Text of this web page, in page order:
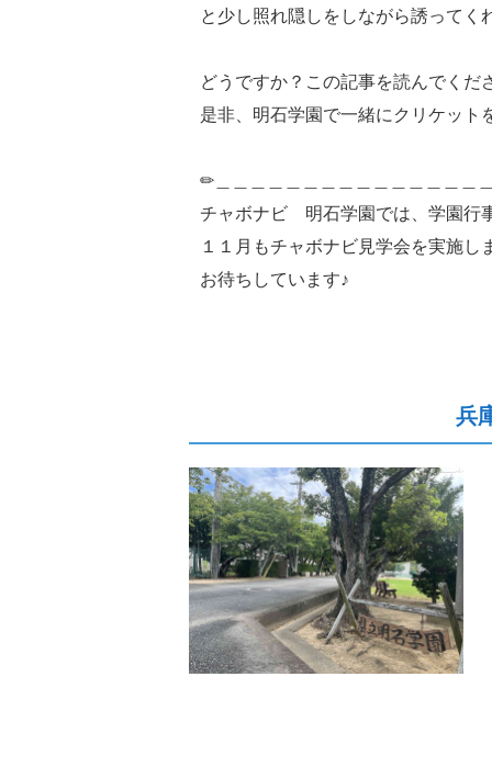
と少し照れ隠しをしながら誘ってく
どうですか？この記事を読んでくだ
是非、明石学園で一緒にクリケット
✏＿＿＿＿＿＿＿＿＿＿＿＿＿＿＿
チャボナビ 明石学園では、学園行
１１月もチャボナビ見学会を実施
お待ちしています♪
兵